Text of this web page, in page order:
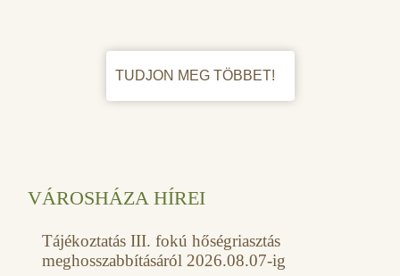
TUDJON MEG TÖBBET!
VÁROSHÁZA HÍREI
Tájékoztatás III. fokú hőségriasztás
meghosszabbításáról 2026.08.07-ig